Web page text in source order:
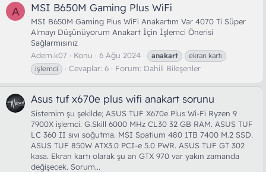
A MSI B650M Gaming Plus WiFi
MSI B650M Gaming Plus WiFi Anakartım Var 4070 Ti Süper
Almayı Düşünüyorum Anakart İçin İşlemci Önerisi
Sağlarmısınız
Adem.k07
Konu 6 Ağu 2024 anakart
ekran kartı
işlemci
Cevaplar: 6 Forum: Dahili Bileşenler
Asus tuf x670e plus wifi anakart sorunu
Sistemim şu şekilde; ASUS TUF X670e Plus Wi-Fi Ryzen 9
7900X işlemci. G.Skill 6000 MHz CL30 32 GB RAM. ASUS TUF
LC 360 II sıvı soğutma. MSI Spatium 480 1TB 7400 M.2 SSD.
ASUS TUF 850W ATX3.0 PCI-e 5.0 PWR. ASUS TUF GT 302
kasa. Ekran kartı olarak şu an GTX 970 var yakın zamanda
değişecek. Sorum...